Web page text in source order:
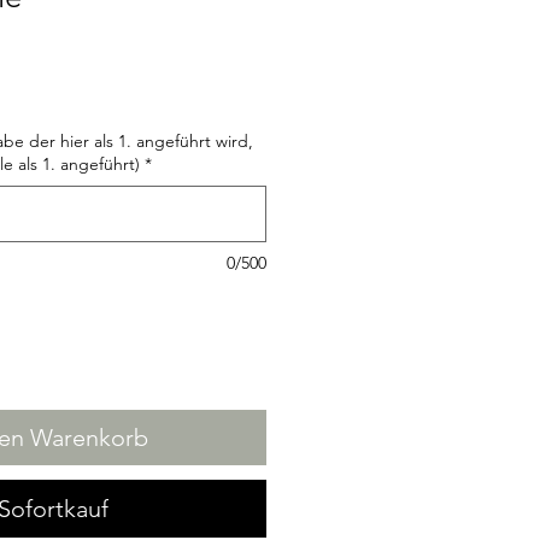
der hier als 1. angeführt wird,
als 1. angeführt) *
0/500
Warenkorb
Sofortkauf